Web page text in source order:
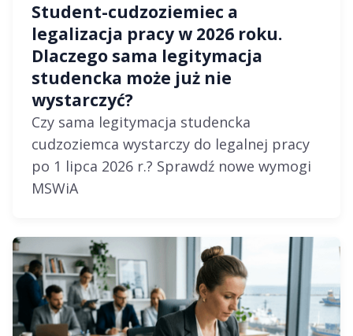
Student-cudzoziemiec a
legalizacja pracy w 2026 roku.
Dlaczego sama legitymacja
studencka może już nie
wystarczyć?
Czy sama legitymacja studencka
cudzoziemca wystarczy do legalnej pracy
po 1 lipca 2026 r.? Sprawdź nowe wymogi
MSWiA